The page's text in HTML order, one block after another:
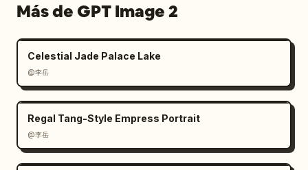
mantenga las sombras en un solo nivel. Trate
los materiales translúcidos o las telas finas
como superficies simplificadas en un estilo
de sombreado cel en lugar de texturas
realistas.
Basándose en la información anterior, cree
una imagen al estilo de "Materiales de
ambientación del mundo + Materiales de diseño
de personajes" para un anime original.
Más de GPT Image 2
Celestial Jade Palace Lake
@李岳
Regal Tang-Style Empress Portrait
@李岳